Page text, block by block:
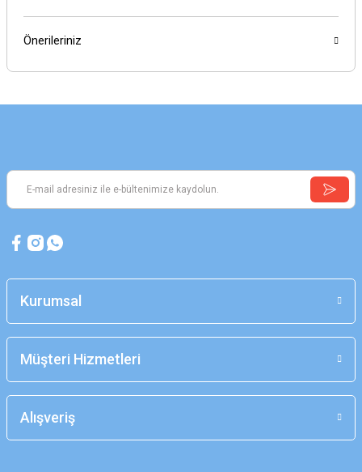
Önerileriniz
Kurumsal
Müşteri Hizmetleri
Alışveriş